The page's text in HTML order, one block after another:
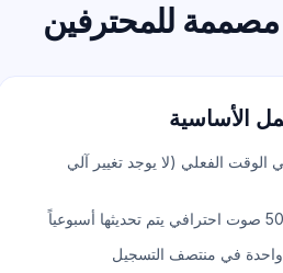
للمحترفين
الفعلي (لا يوجد تغيير آلي
في منتصف التسجيل